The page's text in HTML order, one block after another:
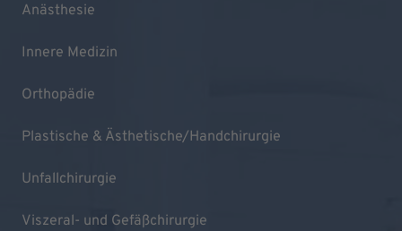
Anästhesie
Innere Medizin
Orthopädie
Plastische & Ästhetische/Handchirurgie
Unfallchirurgie
Viszeral- und Gefäßchirurgie